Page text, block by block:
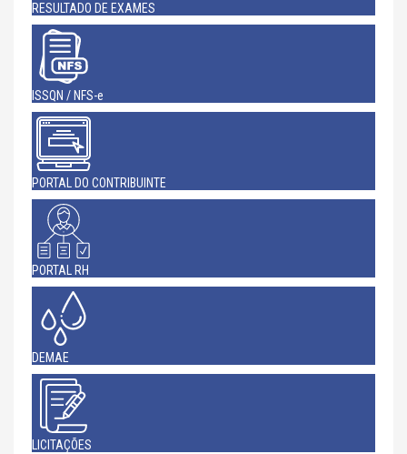
RESULTADO DE EXAMES
ISSQN / NFS-e
PORTAL DO CONTRIBUINTE
PORTAL RH
DEMAE
LICITAÇÕES